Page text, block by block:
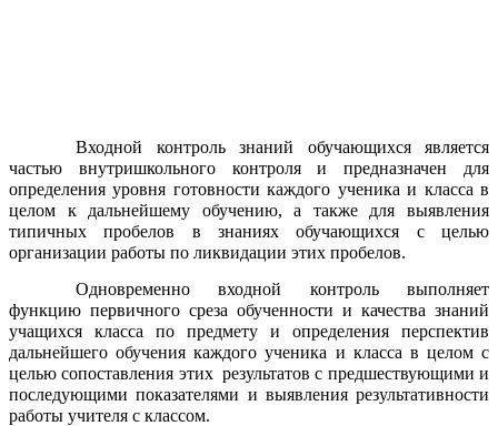
Входной контроль знаний обучающихся является
частью внутришкольного контроля и предназначен для
определения уровня готовности каждого ученика и класса в
целом к дальнейшему обучению, а также для выявления
типичных пробелов в знаниях обучающихся с целью
организации работы по ликвидации этих пробелов.
Одновременно входной контроль выполняет
функцию первичного среза обученности и качества знаний
учащихся класса по предмету и определения перспектив
дальнейшего обучения каждого ученика и класса в целом с
целью сопоставления этих результатов с предшествующими и
последующими показателями и выявления результативности
работы учителя с классом.